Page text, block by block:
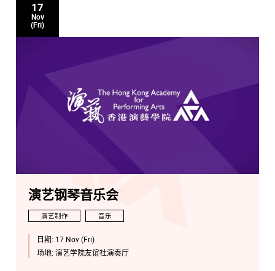
17
Nov
(Fri)
演艺钢琴音乐会
演艺制作 音乐
日期: 17 Nov (Fri)
场地: 演艺学院友谊社演奏厅